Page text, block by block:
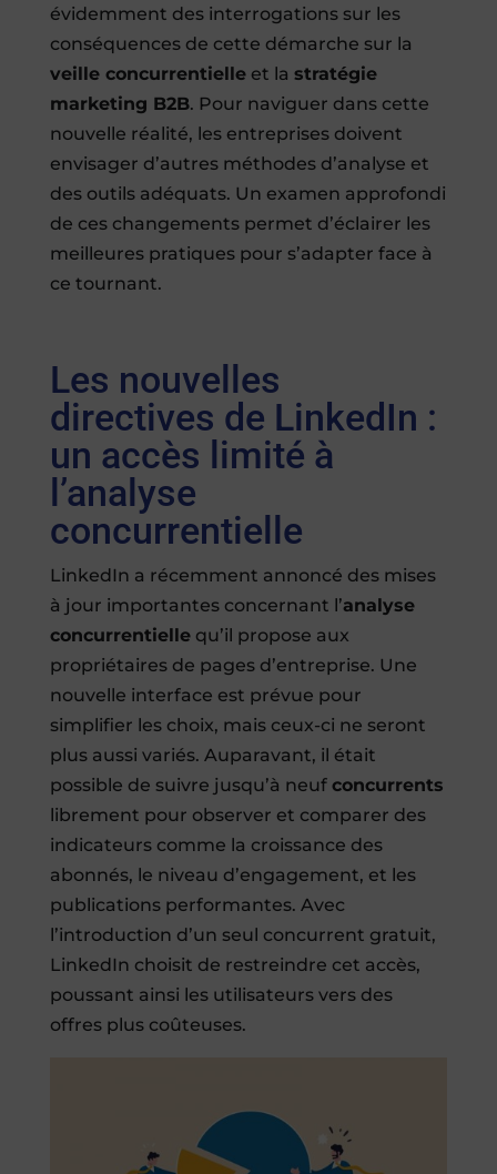
évidemment des interrogations sur les
conséquences de cette démarche sur la
veille concurrentielleet la stratégie
marketing B2B. Pour naviguer dans cette
nouvelle réalité, les entreprises doivent
envisager d’autres méthodes d’analyse et
des outils adéquats. Un examen approfondi
de ces changements permet d’éclairer les
meilleures pratiques pour s’adapter face à
ce tournant.
Les nouvelles
directives de LinkedIn :
un accès limité à
l’analyse
concurrentielle
LinkedIn a récemment annoncé des mises
à jour importantes concernant l’analyse
concurrentiellequ’il propose aux
propriétaires de pages d’entreprise. Une
nouvelle interface est prévue pour
simplifier les choix, mais ceux-ci ne seront
plus aussi variés. Auparavant, il était
possible de suivre jusqu’à neuf concurrents
librement pour observer et comparer des
indicateurs comme la croissance des
abonnés, le niveau d’engagement, et les
publications performantes. Avec
l’introduction d’un seul concurrent gratuit,
LinkedIn choisit de restreindre cet accès,
poussant ainsi les utilisateurs vers des
offres plus coûteuses.